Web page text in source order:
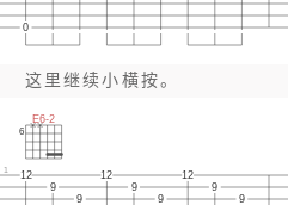
0
这里继续小横按。
12
9
9
12
9
9
12
9
9
6
E6-2
1